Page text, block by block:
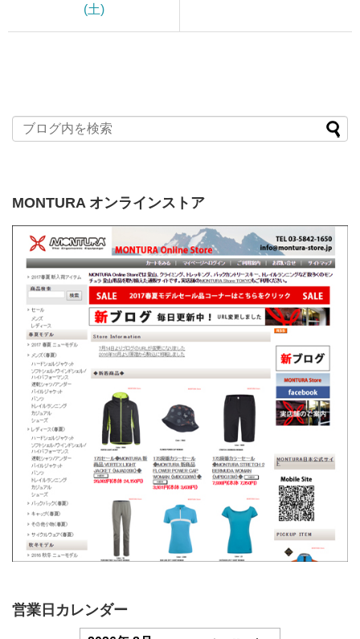
(土)
MONTURA オンラインストア
営業日カレンダー